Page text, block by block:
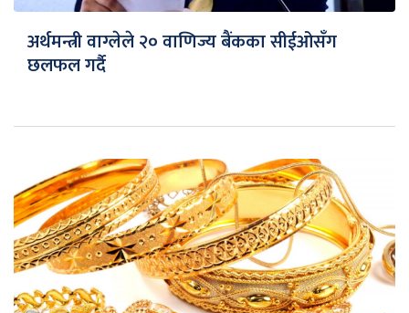
अर्थमन्त्री वाग्लेले २० वाणिज्य बैंकका सीईओसँग
छलफल गर्दै